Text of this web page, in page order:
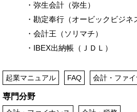
・弥生会計（弥生）
・勘定奉行（オービックビジネス
・会計王（ソリマチ）
・IBEX出納帳（ＪＤＬ）
起業マニュアル FAQ 会計・ファイ
専門分野